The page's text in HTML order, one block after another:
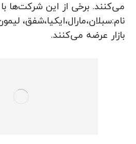
می‌کنند. برخی از این شرکت‌ها با
نام:سبلان،مارال،ایکیا،شفق،
بازار عرضه می‌کنند.